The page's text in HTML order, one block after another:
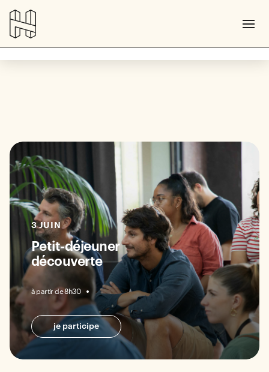
3 JUIN
Petit-déjeuner
découverte
à partir de 8h30
je participe